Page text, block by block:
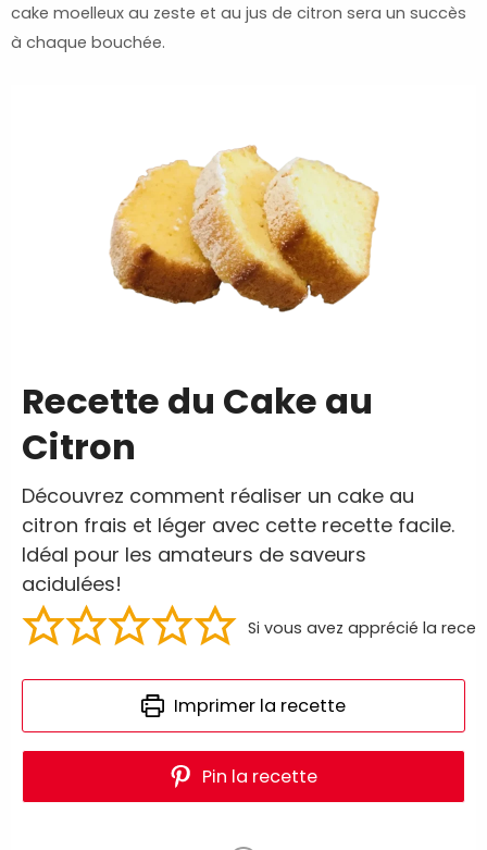
cake moelleux au zeste et au jus de citron sera un succès
à chaque bouchée.
Recette du Cake au
Citron
Découvrez comment réaliser un cake au
citron frais et léger avec cette recette facile.
Idéal pour les amateurs de saveurs
acidulées!
Si vous avez apprécié la
Imprimer la recette
Pin la recette